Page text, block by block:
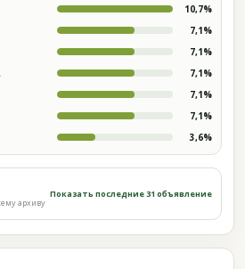
10,7%
7,1%
7,1%
7,1%
7,1%
7,1%
3,6%
архиву
Показать последние 31 объявление